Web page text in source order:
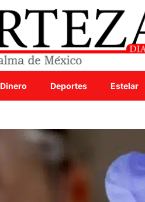
Dinero Deportes Estelar